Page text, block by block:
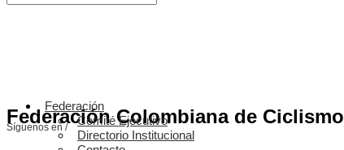
Federación Colombiana de Ciclismo
Síguenos en /
Federación
Comité Ejecutivo
Directorio Institucional